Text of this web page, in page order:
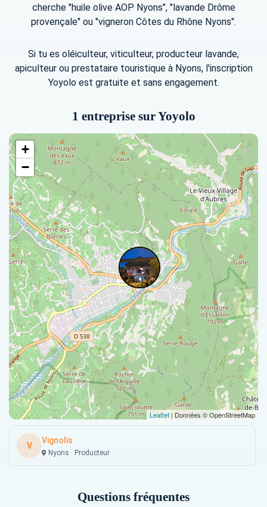
cherche "huile olive AOP Nyons", "lavande Drôme
provençale" ou "vigneron Côtes du Rhône Nyons".
Si tu es oléiculteur, viticulteur, producteur lavande,
apiculteur ou prestataire touristique à Nyons, l'inscription
Yoyolo est gratuite et sans engagement.
1 entreprise sur Yoyolo
+
−
Leaflet | Données © OpenStreetMap
V
Vignolis
Nyons · Producteur
Questions fréquentes